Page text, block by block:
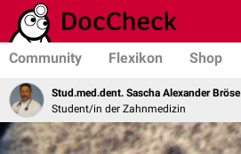
Community Flexikon Shop
Stud.med.dent. Sascha Alexander Bröse
Student/in der Zahnmedizin